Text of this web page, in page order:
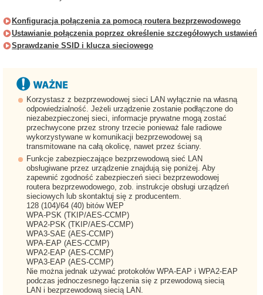
Konfiguracja połączenia za pomocą routera bezprzewodowego
Ustawianie połączenia poprzez określenie szczegółowych ustawień
Sprawdzanie SSID i klucza sieciowego
Korzystasz z bezprzewodowej sieci LAN wyłącznie na własną
odpowiedzialność. Jeżeli urządzenie zostanie podłączone do
niezabezpieczonej sieci, informacje prywatne mogą zostać
przechwycone przez strony trzecie ponieważ fale radiowe
wykorzystywane w komunikacji bezprzewodowej są
transmitowane na całą okolicę, nawet przez ściany.
Funkcje zabezpieczające bezprzewodową sieć LAN
obsługiwane przez urządzenie znajdują się poniżej. Aby
zapewnić zgodność zabezpieczeń sieci bezprzewodowej
routera bezprzewodowego, zob. instrukcje obsługi urządzeń
sieciowych lub skontaktuj się z producentem.
128 (104)/64 (40) bitów WEP
WPA-PSK (TKIP/AES-CCMP)
WPA2-PSK (TKIP/AES-CCMP)
WPA3-SAE (AES-CCMP)
WPA-EAP (AES-CCMP)
WPA2-EAP (AES-CCMP)
WPA3-EAP (AES-CCMP)
Nie można jednak używać protokołów WPA-EAP i WPA2-EAP
podczas jednoczesnego łączenia się z przewodową siecią
LAN i bezprzewodową siecią LAN.